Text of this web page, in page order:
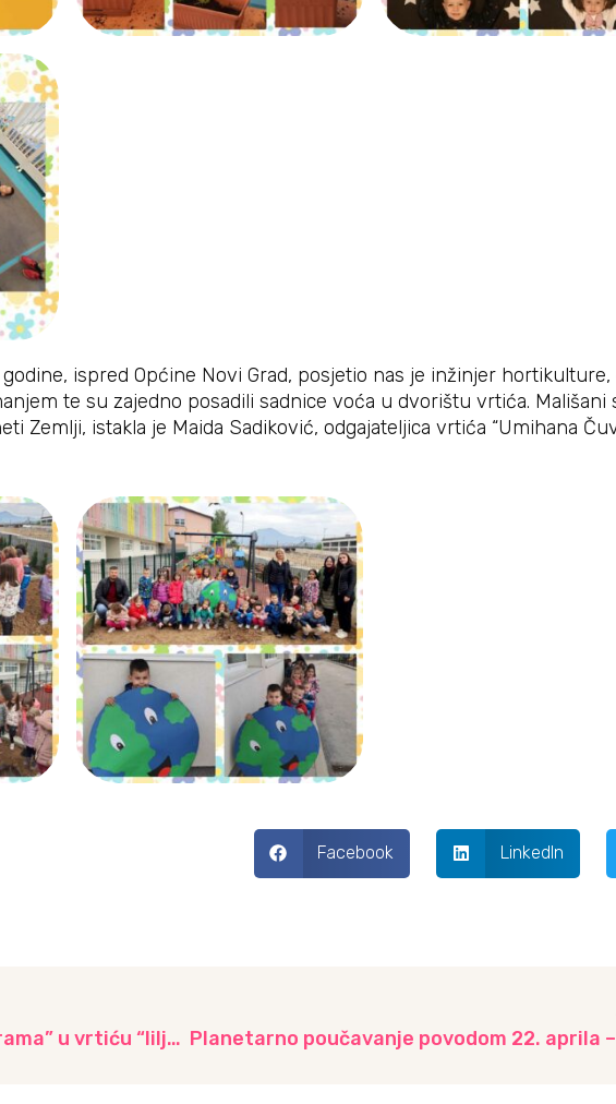
godine, ispred Općine Novi Grad, posjetio nas je inžinjer
te su zajedno posadili sadnice voća u dvorištu vrtića.
Zemlji, istakla je Maida Sadiković, odgajateljica vrtića “Umihana
Facebook LinkedIn
Razvoj djece kroz temu “Vesla frama” u vrtiću “Iiljaš”